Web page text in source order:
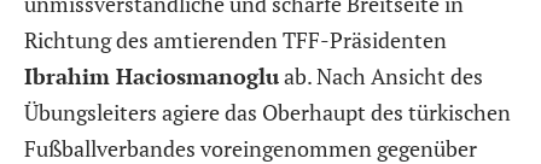
Richtung des amtierenden TFF-Präsidenten
Ibrahim Haciosmanogluab. Nach Ansicht des
Übungsleiters agiere das Oberhaupt des türkischen
Fußballverbandes voreingenommen gegenüber